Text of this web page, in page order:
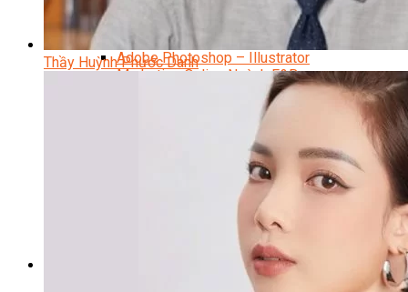
Content Marketing Đa Kênh
Digital Marketing Foundation
Bán Hàng Đa Kênh
Adobe Photoshop – Illustrator
Marketing Online Ngành F&B
Marketing Online Ngành Chăm Sóc Sắc Đẹp
Chuyên Đề Digital Marketing
Chuyên Viên Tổ Chức Sự Kiện
Truyền Thông Đa Phương Tiện
Nhiếp Ảnh Thương Mại
Sản Xuất Phim Kỹ Thuật Số
Biên Tập Video Cơ Bản Với Capcut
Dựng Phim Cơ Bản Với Adobe Premiere Pro
Kỹ Thuật Viên Xoa Bóp Ấn Huyệt Trị Liệu
Thầy Huỳnh Phước Danh